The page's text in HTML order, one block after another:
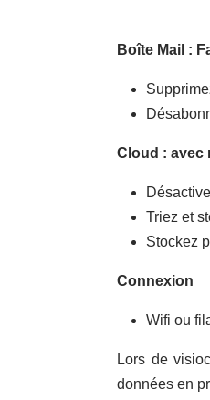
Boîte Mail :
Cloud : avec
Triez et
Stockez
Connexion
Wifi ou
Lors de
données en